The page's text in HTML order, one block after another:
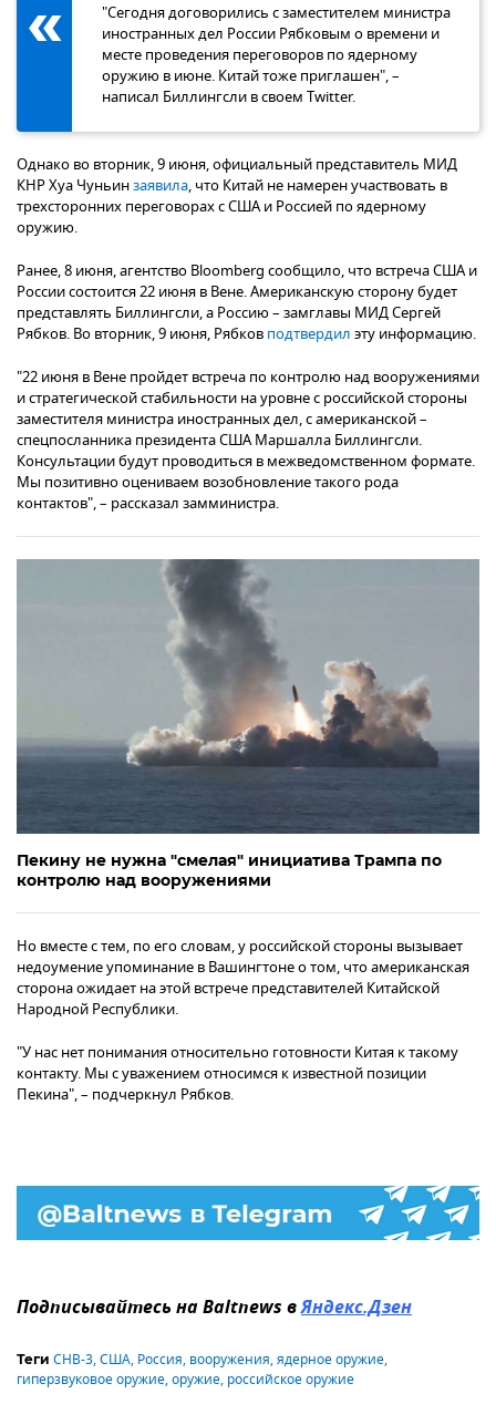
"Сегодня договорились с заместителем министра
иностранных дел России Рябковым о времени и
месте проведения переговоров по ядерному
оружию в июне. Китай тоже приглашен", –
написал Биллингсли в своем Twitter.
Однако во вторник, 9 июня, официальный представитель МИД
КНР Хуа Чуньинзаявила, что Китай не намерен участвовать в
трехсторонних переговорах с США и Россией по ядерному
оружию.
Ранее, 8 июня, агентство Bloomberg сообщило, что встреча США и
России состоится 22 июня в Вене. Американскую сторону будет
представлять Биллингсли, а Россию – замглавы МИД Сергей
Рябков. Во вторник, 9 июня, Рябков подтвердил эту информацию.
"22 июня в Вене пройдет встреча по контролю над вооружениями
и стратегической стабильности на уровне с российской стороны
заместителя министра иностранных дел, с американской –
спецпосланника президента США Маршалла Биллингсли.
Консультации будут проводиться в межведомственном формате.
Мы позитивно оцениваем возобновление такого рода
контактов", – рассказал замминистра.
Пекину не нужна "смелая" инициатива Трампа по
контролю над вооружениями
Но вместе с тем, по его словам, у российской стороны вызывает
недоумение упоминание в Вашингтоне о том, что американская
сторона ожидает на этой встрече представителей Китайской
Народной Республики.
"У нас нет понимания относительно готовности Китая к такому
контакту. Мы с уважением относимся к известной позиции
Пекина", – подчеркнул Рябков.
Подписывайтесь на Baltnews вЯндекс.Дзен
Теги СНВ-3,США, Россия, вооружения,ядерное оружие,
гиперзвуковое оружие,оружие, российское оружие